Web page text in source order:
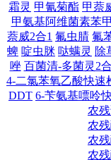
霜灵 甲氰菊酯 甲萘
甲氨基阿维菌素苯
萘威2合1 氟虫腈 氟
蜱 啶虫脒 哒螨灵 除
唑 百菌清-多菌灵2
4-二氯苯氧乙酸快速
DDT 6-苄氨基嘌呤
农
农
农
农